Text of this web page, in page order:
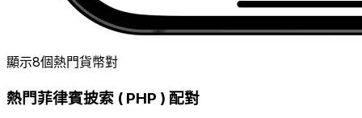
顯示8個熱門貨幣對
熱門菲律賓披索 ( PHP ) 配對